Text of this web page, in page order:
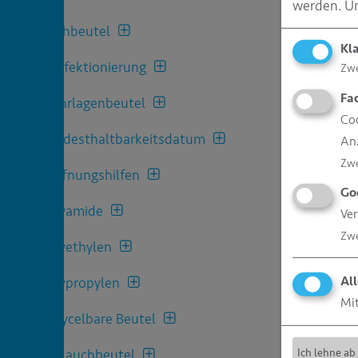
Kochbeutel
Konfektionierung
Mehrlagenbeutel
Mindesthaltbarkeitsdatum
Oeffnungshilfen
Polyamide
Polyethylen
Polypropylen
Recycelbare Beutel
werden.
Ich lehne ab